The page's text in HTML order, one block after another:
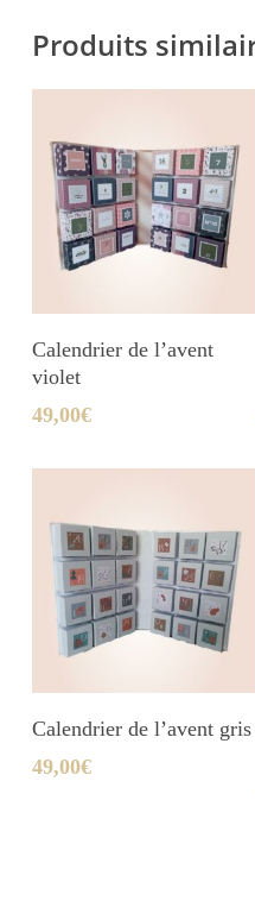
Produits
Ajouter Au Panier
Calendrier de l’avent
violet
49,00€
Ajouter Au Panier
Calendrier de l’avent gris
49,00€